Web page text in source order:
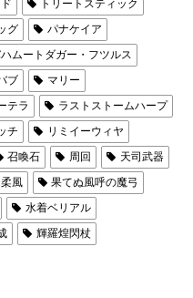
トリートスティック
グ
パナケイア
ムートダガー・フツルス
ブ
マリー
テラ
ラストストームハープ
チ
リミイーウィヤ
召喚石 周回
天司武器
風
果てぬ風呼の魔弓
水着ベリアル
輝羅煌閃杖